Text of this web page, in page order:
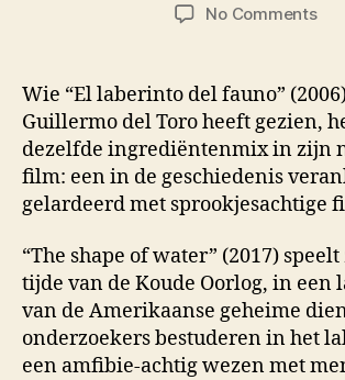
No Commentson
of
–
del
Wie “El laberinto del fauno”
Guillermo del Toro heeft gezien,
dezelfde ingrediëntenmix in zijn
film: een in de geschiedenis
gelardeerd met sprookjesachtige
“The shape of water” (2017)
tijde van de Koude Oorlog, in een
van de Amerikaanse geheime
onderzoekers bestuderen in het
een amfibie-achtig wezen met